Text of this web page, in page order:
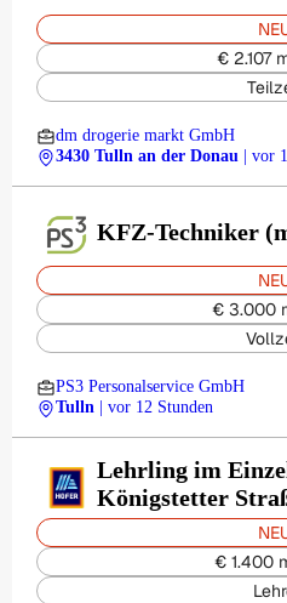
€ 2.107
dm drogerie markt GmbH
3430 Tulln an der Donau
| vor
KFZ-Techniker
€ 3.000
PS3 Personalservice GmbH
Tulln
| vor 12 Stunden
Lehrling im
Königstetter
an der Donau
€ 1.400